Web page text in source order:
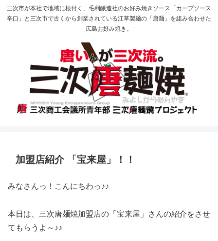
三次市が本社で地域に根付く、毛利醸造社のお好み焼きソース「カープソース
辛口」と三次市で古くから創業されている江草製麺の「唐麺」を組み合わせた
広島お好み焼き。
加盟店紹介 「宝来屋」！！
みなさんっ！こんにちわっ♪♪
本日は、三次唐麺焼加盟店の「宝来屋」さんの紹介をさせ
てもらうよ～♪♪